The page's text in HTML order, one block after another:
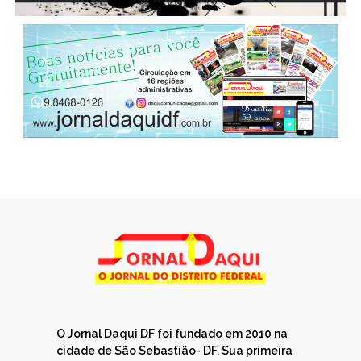
O Jornal Daqui DF foi fundado em 2010 na
cidade de São Sebastião- DF. Sua primeira